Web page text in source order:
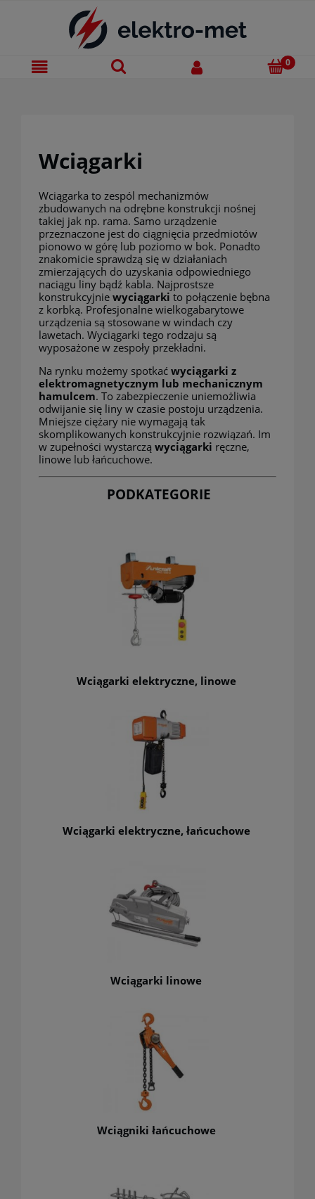
Wciągarki
Wciągarka to zespól mechanizmów
zbudowanych na odrębne konstrukcji nośnej
takiej jak np. rama. Samo urządzenie
przeznaczone jest do ciągnięcia przedmiotów
pionowo w górę lub poziomo w bok. Ponadto
znakomicie sprawdzą się w działaniach
zmierzających do uzyskania odpowiedniego
naciągu liny bądź kabla. Najprostsze
konstrukcyjnie wyciągarki to połączenie bębna
z korbką. Profesjonalne wielkogabarytowe
urządzenia są stosowane w windach czy
lawetach. Wyciągarki tego rodzaju są
wyposażone w zespoły przekładni.
Na rynku możemy spotkać wyciągarki z
elektromagnetycznym lub mechanicznym
hamulcem. To zabezpieczenie uniemożliwia
odwijanie się liny w czasie postoju urządzenia.
Mniejsze ciężary nie wymagają tak
skomplikowanych konstrukcyjnie rozwiązań. Im
w zupełności wystarczą wyciągarki ręczne,
linowe lub łańcuchowe.
PODKATEGORIE
Wciągarki elektryczne, linowe
Wciągarki elektryczne, łańcuchowe
Wciągarki linowe
Wciągniki łańcuchowe